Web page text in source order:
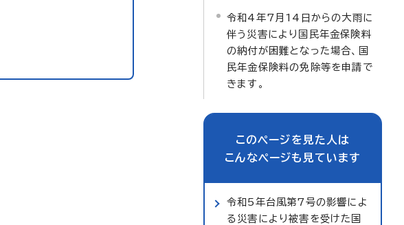
令和4年7月14日からの大雨に
伴う災害により国民年金保険料
の納付が困難となった場合、国
民年金保険料の免除等を申請で
きます。
このページを見た人は
こんなページも見ています
令和5年台風第7号の影響によ
る災害により被害を受けた国